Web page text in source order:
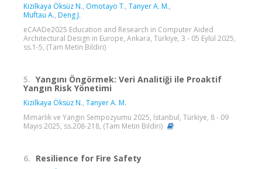
Kizilkaya Öksüz N., Omotayo T., Tanyer A. M.,
Muftau A., Deng J.
eCAADe2025 Education and Research in Computer Aided
Architectural Design in Europe, Ankara, Türkiye, 3 - 05 Eylül 2025,
ss.1-5, (Tam Metin Bildiri)
5. Yangını Öngörmek: Veri Analitiği ile Proaktif
Yangın Risk Yönetimi
Kizilkaya Öksüz N., Tanyer A. M.
Mimarlık ve Yangın Sempozyumu 2025, İstanbul, Türkiye, 8 - 09
Mayıs 2025, ss.208-218, (Tam Metin Bildiri)
6. Resilience for Fire Safety